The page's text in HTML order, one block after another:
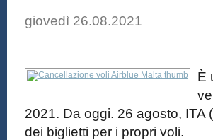
giovedì 26.08.2021
È
2021. Da oggi. 26 agosto, ITA
dei biglietti per i propri voli.